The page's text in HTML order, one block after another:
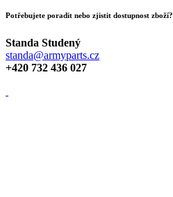
Potřebujete poradit nebo zjistit dostupnost zboží?
Standa Studený
standa@armyparts.cz
+420 732 436 027